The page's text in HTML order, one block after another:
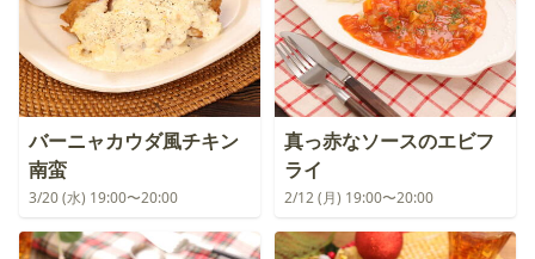
バーニャカウダ風チキン
南蛮
3/20 (水) 19:00〜20:00
真っ赤なソースのエビフ
ライ
2/12 (月) 19:00〜20:00